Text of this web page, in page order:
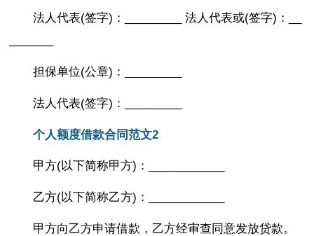
法人代表(签字)：_________ 法人代表或(签字)：__
担保单位(公章)：_________
法人代表(签字)：_________
个人额度借款合同范文2
甲方(以下简称甲方)：____________
乙方(以下简称乙方)：____________
甲方向乙方申请借款，乙方经审查同意发放贷款。